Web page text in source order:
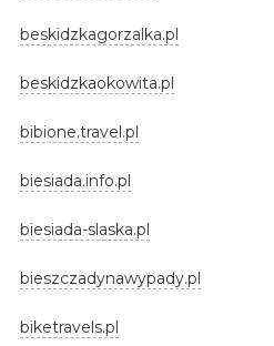
beskidzkagorzalka.pl
beskidzkaokowita.pl
bibione.travel.pl
biesiada.info.pl
biesiada-slaska.pl
bieszczadynawypady.pl
biketravels.pl